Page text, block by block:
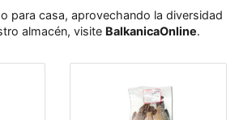
para casa, aprovechando la diversidad
almacén, visite BalkanicaOnline․